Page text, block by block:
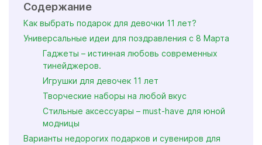
Содержание
Как выбрать подарок для девочки 11 лет?
Универсальные идеи для поздравления с 8 Марта
Гаджеты – истинная любовь современных
тинейджеров.
Игрушки для девочек 11 лет
Творческие наборы на любой вкус
Стильные аксессуары – must-have для юной
модницы
Варианты недорогих подарков и сувениров для